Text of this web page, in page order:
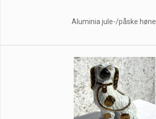
Aluminia jule-/påske høne.